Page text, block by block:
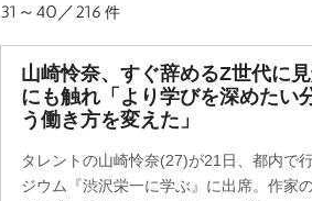
31～40／216 件
山崎怜奈、すぐ辞めるZ世代に
にも触れ「より学びを深めたい
う働き方を変えた」
タレントの山崎怜奈(27)が21日、都内で
ジウム『渋沢栄一に学ぶ』に出席。作家